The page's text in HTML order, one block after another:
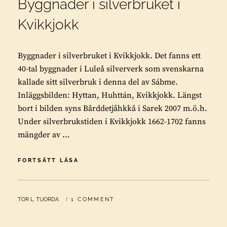
Byggnader i silverbruket i
Kvikkjokk
Byggnader i silverbruket i Kvikkjokk. Det fanns ett
40-tal byggnader i Luleå silververk som svenskarna
kallade sitt silverbruk i denna del av Sábme.
Inläggsbilden: Hyttan, Huhttán, Kvikkjokk. Längst
bort i bilden syns Bårddetjåhkkå i Sarek 2007 m.ö.h.
Under silverbrukstiden i Kvikkjokk 1662-1702 fanns
mängder av …
FORTSÄTT LÄSA
SILVERBRUKET
KVIKKJOKK
BY
TOR L. TUORDA 1 COMMENT